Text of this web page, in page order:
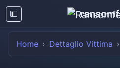
Home Dettaglio Vittima